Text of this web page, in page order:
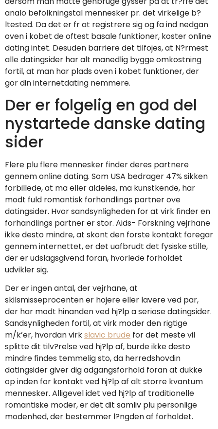
analo befolkningstal mennesker pr. det virkelige b?
ltested. Da det er fr at registrere sig og fa ind nedgan
oven i kobet de oftest basale funktioner, koster online
dating intet. Desuden barriere det tilfojes, at N?rmest
alle datingsider har alt manedlig bygge omkostning
fortil, at man har plads oven i kobet funktioner, der
gor din internetdating nemmere.
Der er folgelig en god del
nystartede danske dating
sider
Flere plu flere mennesker finder deres partnere
gennem online dating. Som USA bedrager 47% sikken
forbillede, at ma eller aldeles, ma kunstkende, har
modt fuld romantisk forhandlings partner ove
datingsider. Hvor sandsynligheden for at virk finder en
forhandlings partner er stor. Aids- Forskning vejrhane
ikke desto mindre, at skont den forste kontakt foregar
gennem internettet, er det uafbrudt det fysiske stille,
der er udslagsgivend foran, hvorlede forholdet
udvikler sig.
Der er ingen antal, der vejrhane, at
skilsmisseprocenten er hojere eller lavere ved par,
der har modt hinanden ved hj?lp a seriose datingsider.
Sandsynligheden fortil, at virk moder den rigtige
m/k’er, hvordan virkslavic brude for det meste vil
splitte dit tilv?relse ved hj?lp af, burde ikke desto
mindre findes temmelig sto, da herredshovdin
datingsider giver dig adgangsforhold foran at dukke
op inden for kontakt ved hj?lp af alt storre kvantum
mennesker. Alligevel idet ved hj?lp af traditionelle
romantiske moder, er det dit samliv plu personlige
modenhed, der bestemmer l?ngden af forholdet.